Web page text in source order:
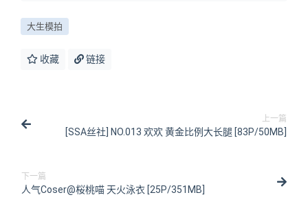
大生模拍
收藏 链接
上一篇
[SSA丝社] NO.013 欢欢 黄金比例大长腿 [83P/50MB]
下一篇
人气Coser@桜桃喵 天火泳衣 [25P/351MB]